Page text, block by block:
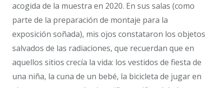
acogida de la muestra en 2020. En sus salas (como
parte de la preparación de montaje para la
exposición soñada), mis ojos constataron los objetos
salvados de las radiaciones, que recuerdan que en
aquellos sitios crecía la vida: los vestidos de fiesta de
una niña, la cuna de un bebé, la bicicleta de jugar en